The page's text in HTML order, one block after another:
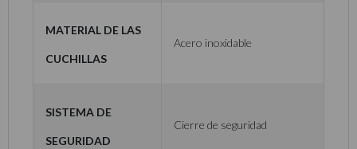
Material de las
cuchillas
Acero inoxidable
Sistema de
seguridad
Cierre de seguridad